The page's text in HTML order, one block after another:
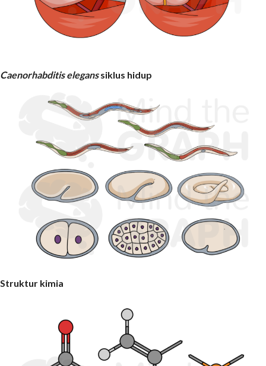
Caenorhabditis eleganssiklus hidup
Struktur kimia